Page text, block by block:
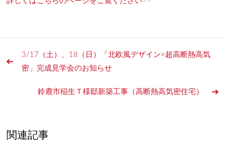
3/17（土）、18（日）「北欧風デザイン×超高断熱高気
密」完成見学会のお知らせ
鈴鹿市稲生Ｔ様邸新築工事（高断熱高気密住宅）
関連記事